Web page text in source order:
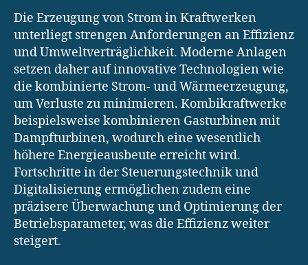
Die Erzeugung von Strom in Kraftwerken
unterliegt strengen Anforderungen an Effizienz
und Umweltverträglichkeit. Moderne Anlagen
setzen daher auf innovative Technologien wie
die kombinierte Strom- und Wärmeerzeugung,
um Verluste zu minimieren. Kombikraftwerke
beispielsweise kombinieren Gasturbinen mit
Dampfturbinen, wodurch eine wesentlich
höhere Energieausbeute erreicht wird.
Fortschritte in der Steuerungstechnik und
Digitalisierung ermöglichen zudem eine
präzisere Überwachung und Optimierung der
Betriebsparameter, was die Effizienz weiter
steigert.